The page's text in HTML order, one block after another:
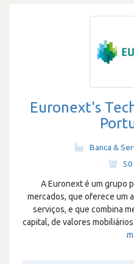
Euronext's
Banca &
A Euronext é um grupo
mercados, que oferece um
serviços, e que combina
capital, de valores